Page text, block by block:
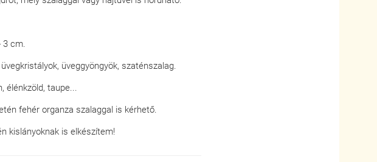
3 cm.
üveggyöngyök, szaténszalag.
élénkzöld, taupe...
fehér organza szalaggal is kérhető.
kislányoknak is elkészítem!